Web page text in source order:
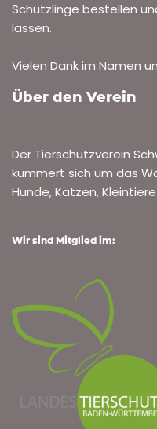
Schützlinge bestellen
lassen.
Vielen Dank im Namen
Über den Verein
Der Tierschutzverein
kümmert sich um das
Hunde, Katzen,
Wir sind Mitglied im: